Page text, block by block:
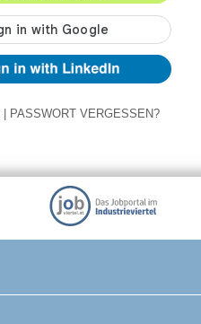
PASSWORT VERGESSEN?